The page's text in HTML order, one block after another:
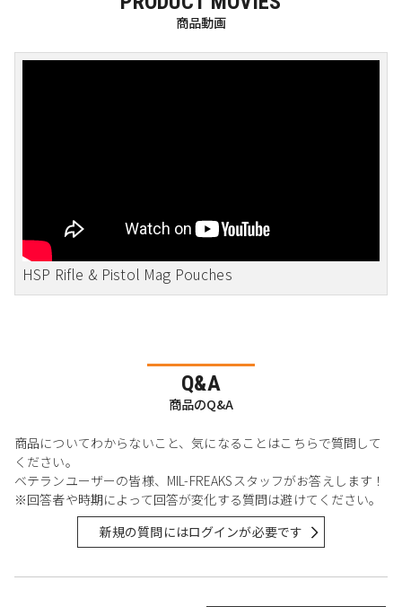
商品動画
HSP Rifle & Pistol Mag Pouches
Q&A
商品のQ&A
商品についてわからないこと、気になることはこちらで質問して
ください。
ベテランユーザーの皆様、MIL-FREAKSスタッフがお答えします！
※回答者や時期によって回答が変化する質問は避けてください。
新規の質問にはログインが必要です